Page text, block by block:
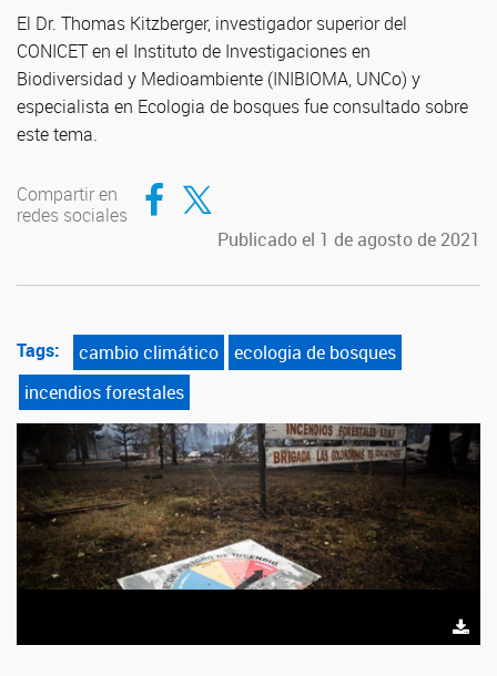
El Dr. Thomas Kitzberger, investigador superior del
CONICET en el Instituto de Investigaciones en
Biodiversidad y Medioambiente (INIBIOMA, UNCo) y
especialista en Ecologia de bosquesfue consultado sobre
este tema.
Compartir en
redes sociales
Compartir en Facebook
Compartir en Twitter
Publicado el 1 de agosto de 2021
Tags: cambio climático
ecologia de bosques
incendios forestales